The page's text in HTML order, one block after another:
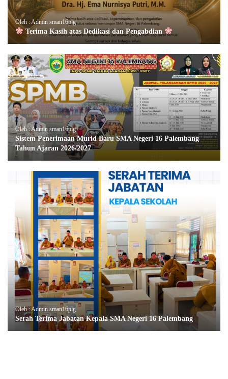
Oleh : Admin sman16plg
Terima Kasih atas Dedikasi dan Pengabdian
Oleh : Admin sman16plg
Sistem Penerimaan Murid Baru SMA Negeri 16 Palembang
Tahun Ajaran 2026/2027
Oleh : Admin sman16plg
Serah Terima Jabatan Kepala SMA Negeri 16 Palembang